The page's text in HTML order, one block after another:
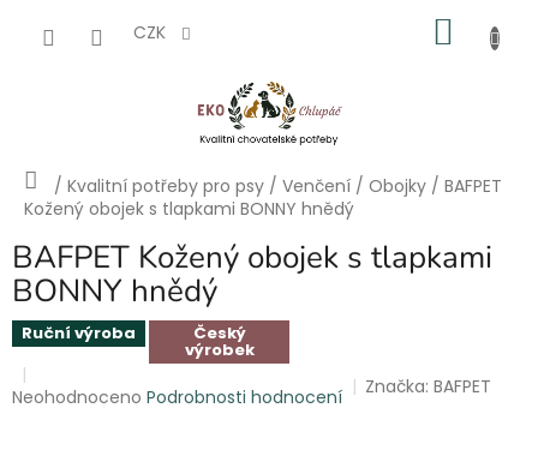
CZK
Domů
/ Kvalitní potřeby pro psy / Venčení / Obojky / BAFPET
Kožený obojek s tlapkami BONNY hnědý
BAFPET Kožený obojek s tlapkami
BONNY hnědý
Ruční výroba Český
výrobek
Průměrné
Neohodnoceno Podrobnosti hodnocení Značka:BAFPET